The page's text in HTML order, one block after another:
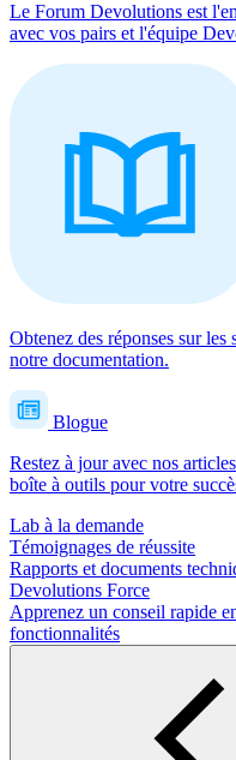
Le Forum Devolutions est
avec vos pairs et l'équipe
Obtenez des réponses sur
notre documentation.
Blogue
Restez à jour avec nos
boîte à outils pour votre
Lab à la demande
Témoignages de réussite
Rapports et documents
Devolutions Force
Apprenez un conseil rapide
fonctionnalités